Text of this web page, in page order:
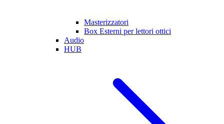
Masterizzatori
Box Esterni per lettori ottici
Audio
HUB